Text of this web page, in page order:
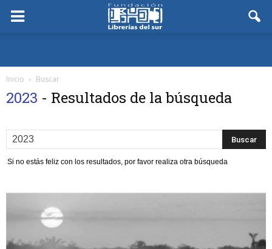
Inicio Buscar
2023 - Resultados de la búsqueda
Si no estás feliz con los resultados, por favor realiza otra búsqueda